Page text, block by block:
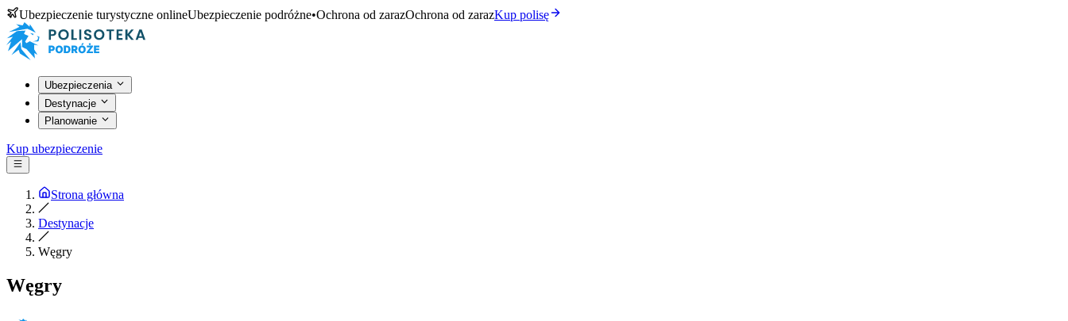
Ubezpieczenie turystyczne onlineUbezpieczenie podróżne•Ochrona od zarazOchrona od zarazKup polisę
Ubezpieczenia
Destynacje
Planowanie
Kup ubezpieczenie
Strona główna
Destynacje
Węgry
Węgry